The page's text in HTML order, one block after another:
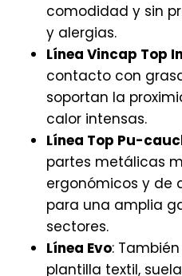
comodidad y sin
y alergias.
Línea Vincap Top
contacto con
soportan la
calor intensas.
Línea Top Pu-
partes metálicas
ergonómicos y de
para una amplia
sectores.
Línea Evo:
plantilla textil,